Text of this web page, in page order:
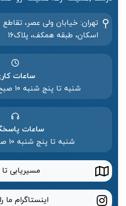
تهران: خیابان ولی عصر، تقاطع
اسکان، طبقه همکف، پلاک۱۶
ساعات
شنبه تا پنج شنبه ۱۰ صبح الی 20:۳۰ شب
ساعات
شنبه تا پنج شنبه 10 صبح الی 19 شب
مسیریابی
اینستاگرام ما